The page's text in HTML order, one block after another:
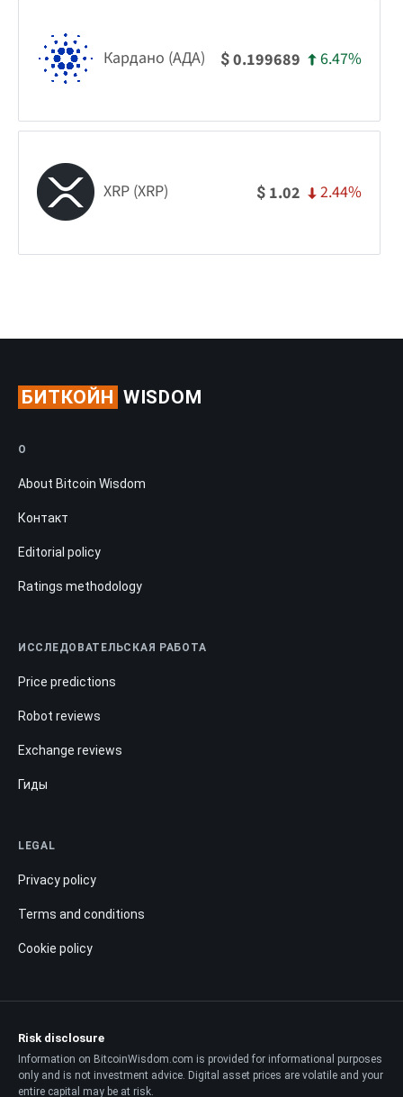
Кардано (АДА) $0.199689 6.47%
XRP (XRP) $ 1.02 2.44%
БИТКОЙН WISDOM
О
About Bitcoin Wisdom
Контакт
Editorial policy
Ratings methodology
ИССЛЕДОВАТЕЛЬСКАЯ РАБОТА
Price predictions
Robot reviews
Exchange reviews
Гиды
LEGAL
Privacy policy
Terms and conditions
Cookie policy
Risk disclosure
Information on BitcoinWisdom.com is provided for informational purposes
only and is not investment advice. Digital asset prices are volatile and your
entire capital may be at risk.